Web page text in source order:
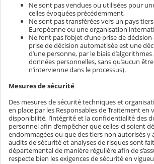
Ne sont pas vendues ou utilisées pour
celles évoquées précédemment,
Ne sont pas transférées vers un pays tiers
Européenne ou une organisation
Ne font pas l’objet d’une prise de
prise de décision automatisée est une
d’une personne, par le biais
données personnelles, sans qu’aucun
n’intervienne dans le processus).
Mesures de sécurité
Des mesures de sécurité techniques et
en place par les Responsables de Traitement en
disponibilité, l’intégrité et la confidentialité des
personnel afin d’empêcher que celles-ci soient
endommagées ou que des tiers non autorisés y
audits de sécurité et analyses de risques sont
départemental de manière régulière afin de
respecte bien les exigences de sécurité en